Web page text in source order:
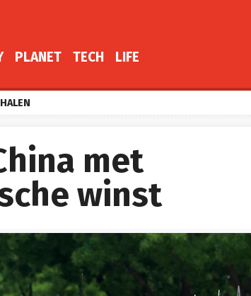
PLANET TECH LIFE
met
winst